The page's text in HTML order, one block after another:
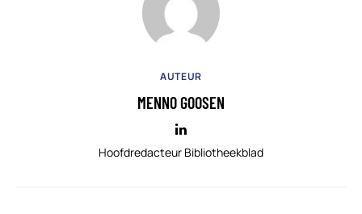
AUTEUR
MENNO GOOSEN
Hoofdredacteur Bibliotheekblad